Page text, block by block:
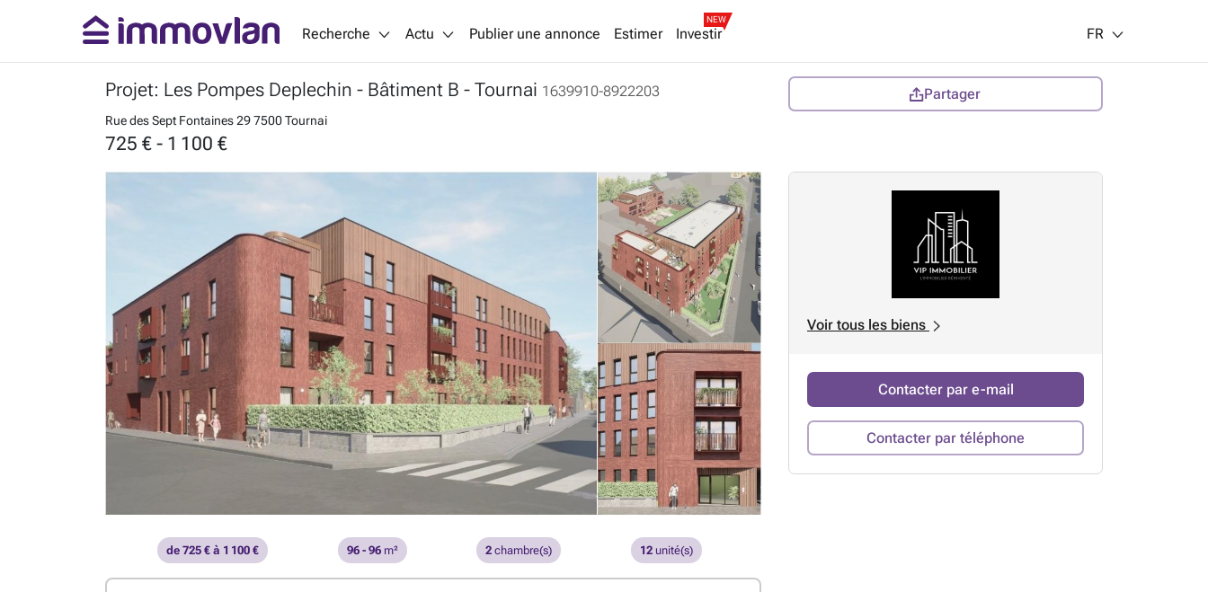
Recherche Actu Publier une annonce Estimer Investir
NEW
FR
Projet: Les Pompes Deplechin - Bâtiment B - Tournai 1639910-8922203
Rue des Sept Fontaines 297500 Tournai
725 € - 1 100 €
Partager
de 725 € à 1 100 € 96 - 96m² 2 chambre(s) 12 unité(s)
Voir tous les biens
Contacter par e-mail
Contacter par téléphone